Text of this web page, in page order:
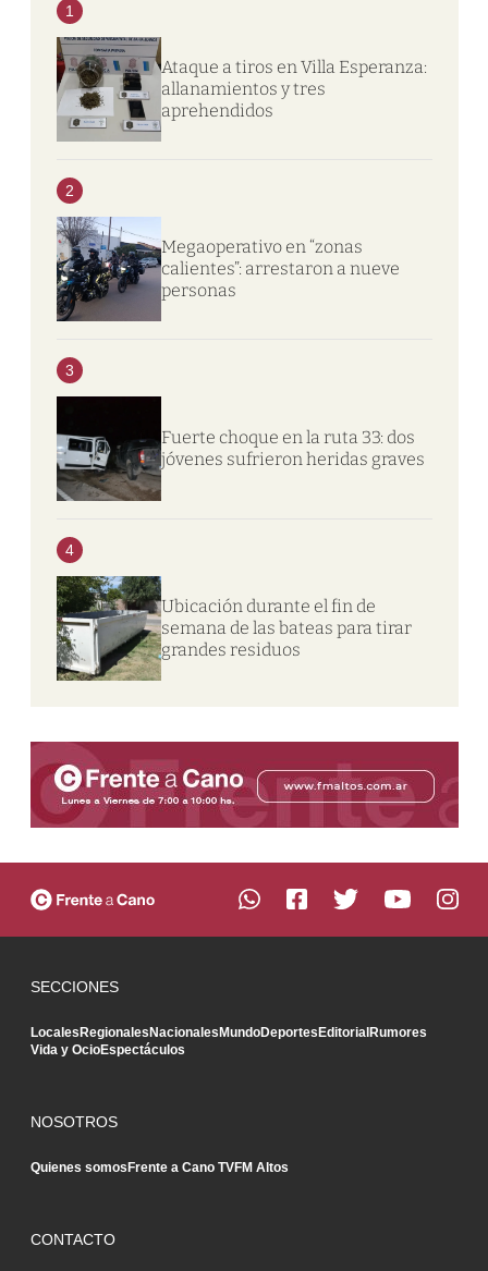
1
Ataque a tiros en Villa Esperanza:
allanamientos y tres
aprehendidos
2
Megaoperativo en “zonas
calientes”: arrestaron a nueve
personas
3
Fuerte choque en la ruta 33: dos
jóvenes sufrieron heridas graves
4
Ubicación durante el fin de
semana de las bateas para tirar
grandes residuos
SECCIONES
LocalesRegionalesNacionalesMundoDeportesEditorialRumores
Vida y OcioEspectáculos
NOSOTROS
Quienes somosFrente a Cano TVFM Altos
CONTACTO